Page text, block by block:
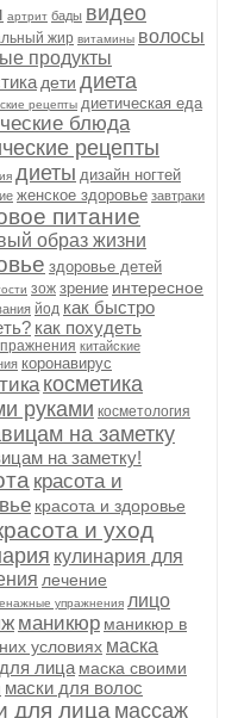
артрит бады видео
жир витамины волосы
продукты
дети диета
рецепты диетическая еда
блюда
рецепты
диеты дизайн ногтей
женское здоровье завтраки
питание
образ жизни
здоровье детей
зож зрение интересное
йод как быстро
как похудеть
китайские
коронавирус
косметика
руками косметология
на заметку
на заметку!
красота и
красота и здоровье
и уход
кулинария для
лечение
упражнения лицо
маникюр маникюр в
условиях маска
лица маска своими
маски для волос
для лица массаж